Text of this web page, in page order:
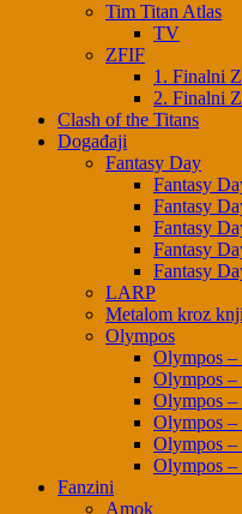
Tim Titan Atlas
TV
ZFIF
1. Finalni
2. Finalni
Clash of the Titans
Događaji
Fantasy Day
Fantasy
Fantasy
Fantasy
Fantasy
Fantasy
LARP
Metalom kroz
Olympos
Olympos –
Olympos –
Olympos –
Olympos –
Olympos –
Olympos –
Fanzini
Amok